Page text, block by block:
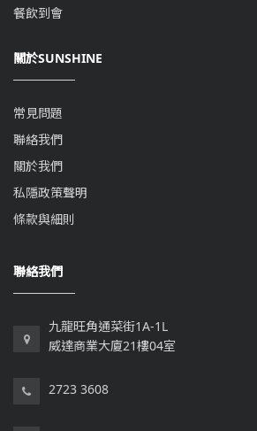
餐飲到會
關於SUNSHINE
常見問題
聯絡我們
關於我們
私隱政策聲明
條款與細則
聯絡我們
九龍旺角通菜街1A-1L
威達商業大廈21樓04室
2723 3608